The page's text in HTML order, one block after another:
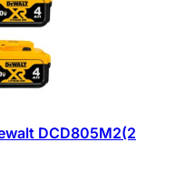
DCD805M2(2